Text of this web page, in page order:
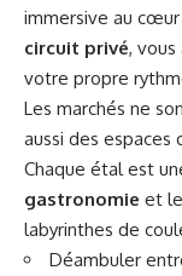
immersive au
circuit privé, vous
votre propre
Les marchés ne
aussi des
Chaque étal est
gastronomie et
labyrinthes de
Déambuler